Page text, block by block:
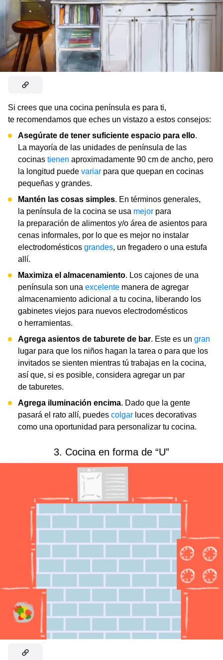
Si crees que una cocina península es para ti,
te recomendamos que eches un vistazo a estos consejos:
Asegúrate de tener suficiente espacio para ello.
La mayoría de las unidades de península de las
cocinas tienen aproximadamente 90 cm de ancho, pero
la longitud puede variar para que quepan en cocinas
pequeñas y grandes.
Mantén las cosas simples. En términos generales,
la península de la cocina se usa mejor para
la preparación de alimentos y/o área de asientos para
cenas informales, por lo que es mejor no instalar
electrodomésticos grandes, un fregadero o una estufa
allí.
Maximiza el almacenamiento. Los cajones de una
península son una excelente manera de agregar
almacenamiento adicional a tu cocina, liberando los
gabinetes viejos para nuevos electrodomésticos
o herramientas.
Agrega asientos de taburete de bar. Este es un gran
lugar para que los niños hagan la tarea o para que los
invitados se sienten mientras tú trabajas en la cocina,
así que, si es posible, considera agregar un par
de taburetes.
Agrega iluminación encima. Dado que la gente
pasará el rato allí, puedes colgar luces decorativas
como una oportunidad para personalizar tu cocina.
3. Cocina en forma de “U”